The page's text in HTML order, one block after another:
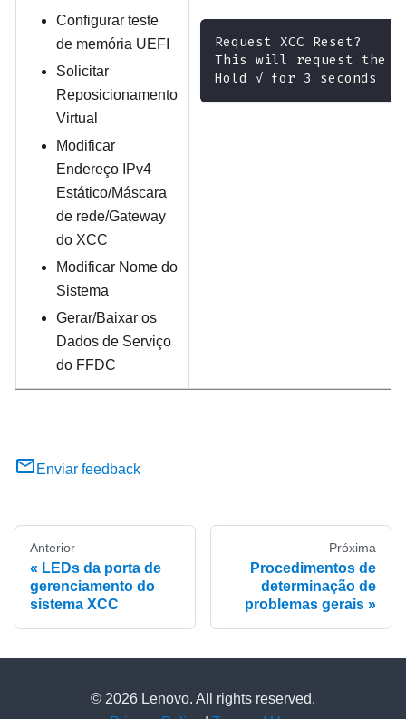
Configurar teste
de memória UEFI
Solicitar
Reposicionamento
Virtual
Modificar
Endereço IPv4
Estático/Máscara
de rede/Gateway
do XCC
Modificar Nome do
Sistema
Gerar/Baixar os
Dados de Serviço
do FFDC
Request XCC Reset?
This will request the
Hold √ for 3 seconds
Enviar feedback
Anterior
LEDs da porta de
gerenciamento do
sistema XCC
Próxima
Procedimentos de
determinação de
problemas gerais
© 2026 Lenovo. All rights reserved.